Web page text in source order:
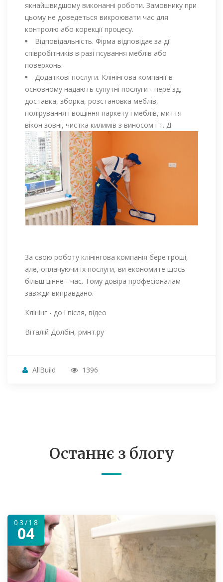
якнайшвидшому виконанні роботи. Замовнику при
цьому не доведеться викроювати час для
контролю або корекції процесу.
Відповідальність. Фірма відповідає за дії
співробітників в разі псування меблів або
поверхонь.
Додаткові послуги. Клінінгова компанії в
основному надають супутні послуги - переїзд,
доставка, зборка, розстановка меблів,
полірування і вощіння паркету і меблів, миття
вікон зовні, чистка килимів з виносом і т. Д.
За свою роботу клінінгова компанія бере гроші,
але, оплачуючи їх послуги, ви економите щось
більш цінне - час. Тому довіра професіоналам
завжди виправдано.
Клінінг - до і після, відео
Віталій Долбін, рмнт.ру
AllBuild 1396
Останнє з блогу
03/18
04